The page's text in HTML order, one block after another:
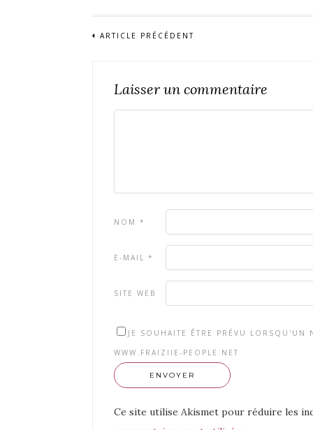
ARTICLE PRÉCÉDENT
Laisser un commentaire
NOM *
E-MAIL *
SITE WEB
JE SOUHAITE ÊTRE PRÉVU LORSQU'UN
WWW.FRAIZIIE-PEOPLE.NET
Ce site utilise Akismet pour réduire les